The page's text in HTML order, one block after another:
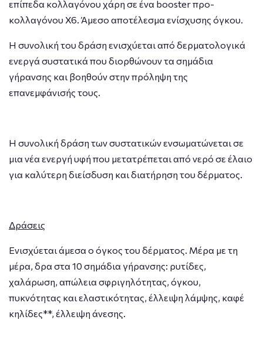
επίπεδα κολλαγόνου χάρη σε ένα booster προ-
κολλαγόνου X6. Άμεσο αποτέλεσμα ενίσχυσης όγκου.
Η συνολική του δράση ενισχύεται από δερματολογικά
ενεργά συστατικά που διορθώνουν τα σημάδια
γήρανσης και βοηθούν στην πρόληψη της
επανεμφάνισής τους.
Η συνολική δράση των συστατικών ενσωματώνεται σε
μια νέα ενεργή υφή που μετατρέπεται από νερό σε έλαιο
για καλύτερη διείσδυση και διατήρηση του δέρματος.
Δράσεις
Ενισχύεται άμεσα ο όγκος του δέρματος. Μέρα με τη
μέρα, δρα στα 10 σημάδια γήρανσης: ρυτίδες,
χαλάρωση, απώλεια σφριγηλότητας, όγκου,
πυκνότητας και ελαστικότητας, έλλειψη λάμψης, καφέ
κηλίδες**, έλλειψη άνεσης.